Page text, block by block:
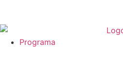
Programa